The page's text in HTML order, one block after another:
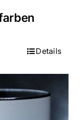
Details